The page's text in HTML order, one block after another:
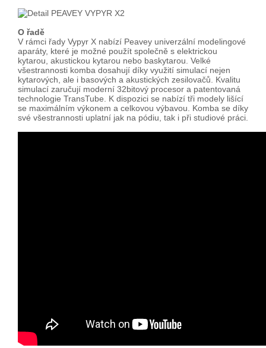
O řadě
V rámci řady Vypyr X nabízí Peavey univerzální modelingové
aparáty, které je možné použít společně s elektrickou
kytarou, akustickou kytarou nebo baskytarou. Velké
všestrannosti komba dosahují díky využití simulací nejen
kytarových, ale i basových a akustických zesilovačů. Kvalitu
simulací zaručují moderní 32bitový procesor a patentovaná
technologie TransTube. K dispozici se nabízí tři modely lišící
se maximálním výkonem a celkovou výbavou. Komba se díky
své všestrannosti uplatní jak na pódiu, tak i při studiové práci.